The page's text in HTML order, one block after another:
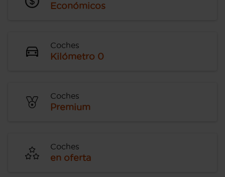
Económicos
Coches
Kilómetro 0
Coches
Premium
Coches
en oferta